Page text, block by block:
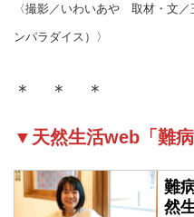
〈撮影／いわいあや 取材・文
ンパラダイス）〉
＊ ＊ ＊
▼天然生活web「難病
難
然